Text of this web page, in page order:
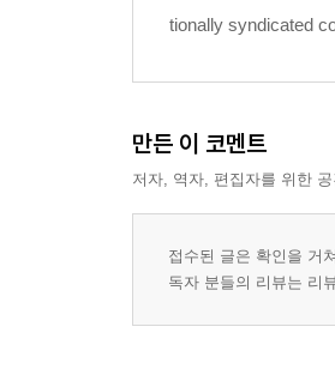
tionally syndicated
만든 이 코멘트
저자, 역자, 편집자를 위한
접수된 글은 확인을 거
독자 분들의 리뷰는 리